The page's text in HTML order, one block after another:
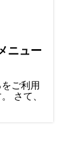
ニュー
ご利用
さて、